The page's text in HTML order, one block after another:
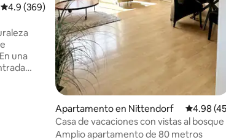
Calificación promedio: 4.9 de 5, 369 reseñas
4.9 (369)
una
Desde
Apartamento en Nittendorf
4.98
Casa de vacaciones con vistas al bosque
Amplio apartamento de 80 metros